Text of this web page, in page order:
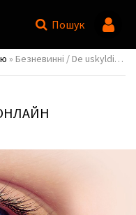
Пошук
» Безневинні / De uskyldige / The innocents